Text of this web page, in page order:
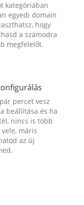
kategóriában
egyedi domain
hogy
a számodra
megfelelőt.
percet vesz
beállítása és ha
nincs is több
máris
az új